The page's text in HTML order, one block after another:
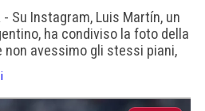
- Su Instagram, Luis Martín, un
ha condiviso la foto della
non avessimo gli stessi piani,